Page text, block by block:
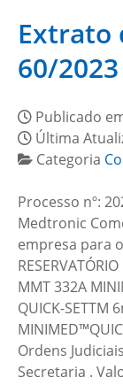
Extrato
60/2023
Publicado
Última
Categoria
Processo nº:
Medtronic
empresa para
MMT 332A
QUICK-SETTM
Ordens
Secretaria .